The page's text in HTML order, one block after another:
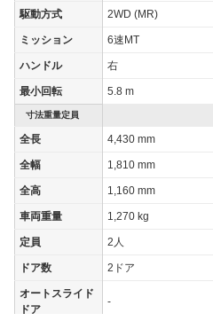
装備オプション
駆動方式 2WD (MR)
ミッション 6速MT
ハンドル 右
最小回転 5.8 m
寸法重量定員
全長 4,430 mm
全幅 1,810 mm
全高 1,160 mm
車両重量 1,270 kg
定員 2人
ドア数 2ドア
オートスライド
ドア
-